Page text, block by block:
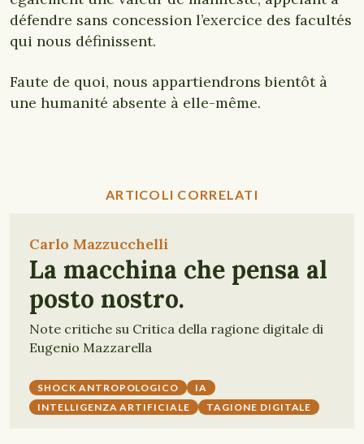
défendre sans concession l’exercice des facultés
qui nous définissent.
Faute de quoi, nous appartiendrons bientôt à
une humanité absente à elle-même.
ARTICOLI CORRELATI
Carlo Mazzucchelli
La macchina che pensa al
posto nostro.
Note critiche su Critica della ragione digitale di
Eugenio Mazzarella
SHOCK ANTROPOLOGICO
IA
INTELLIGENZA ARTIFICIALE
TAGIONE DIGITALE